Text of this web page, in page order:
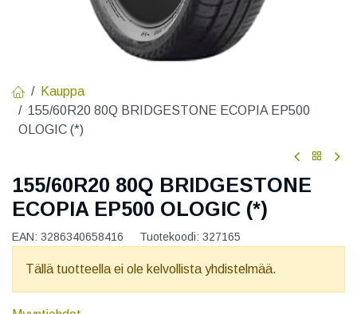
Kauppa
155/60R20 80Q BRIDGESTONE ECOPIA EP500
OLOGIC (*)
155/60R20 80Q BRIDGESTONE
ECOPIA EP500 OLOGIC (*)
EAN: 3286340658416 Tuotekoodi: 327165
Tällä tuotteella ei ole kelvollista yhdistelmää.